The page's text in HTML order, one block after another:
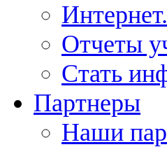
Отчеты
Стать
Партнеры
Наши